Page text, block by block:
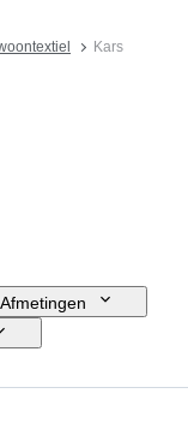
Kars
Afmetingen